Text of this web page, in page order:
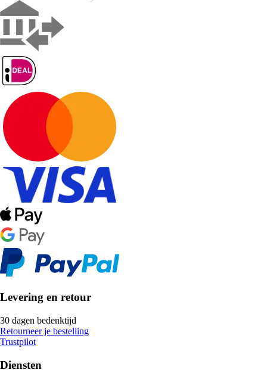
Levering en retour
30 dagen bedenktijd
Retourneer je bestelling
Trustpilot
Diensten